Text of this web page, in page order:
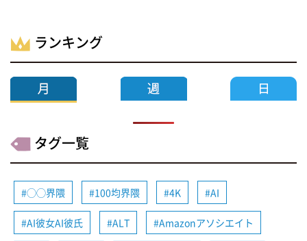
ランキング
タグ一覧
◯◯界隈 100均界隈 4K AI
AI彼女AI彼氏 ALT Amazonアソシエイト